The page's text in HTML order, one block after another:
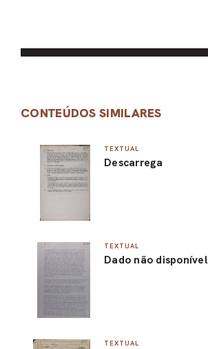
CONTEÚDOS SIMILARES
TEXTUAL
Descarrega
TEXTUAL
Dado não disponível
TEXTUAL